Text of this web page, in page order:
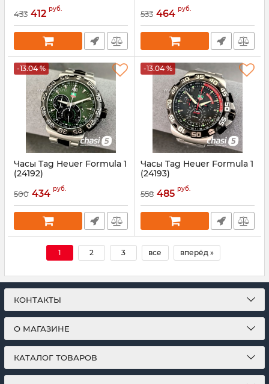
24236
433 412 руб. 24191
533 464 руб.
-13.04 %
Часы Tag Heuer Formula 1
(24192)
24192
500 434 руб.
-13.04 %
Часы Tag Heuer Formula 1
(24193)
24193
558 485 руб.
1 2 3 все вперёд »
КОНТАКТЫ
О МАГАЗИНЕ
КАТАЛОГ ТОВАРОВ